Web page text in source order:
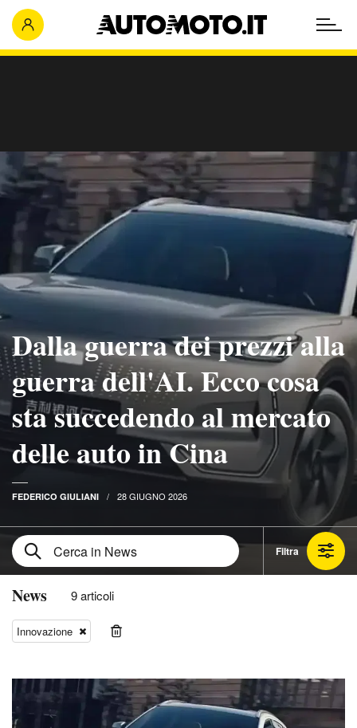
Dalla guerra dei prezzi alla
guerra dell'AI. Ecco cosa
sta succedendo al mercato
delle auto in Cina
FEDERICO GIULIANI 28 GIUGNO 2026
Filtra
News 9 articoli
Innovazione